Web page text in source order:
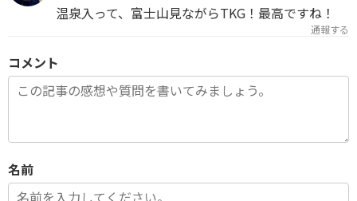
温泉入って、富士山見ながらTKG！最高ですね！
通報する
コメント
名前